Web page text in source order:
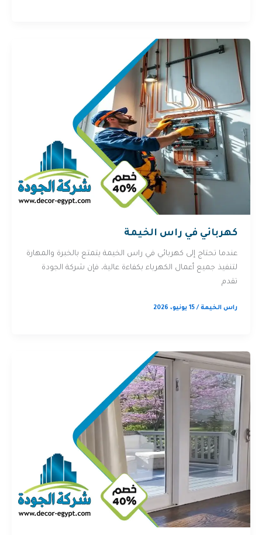
كهربائي في راس الخيمة
عندما تحتاج إلى كهربائي في راس الخيمة يتمتع بالخبرة والمهارة
لتنفيذ جميع أعمال الكهرباء بكفاءة عالية، فإن شركة الجودة
تقدم
راس الخيمة/15 يونيو، 2026